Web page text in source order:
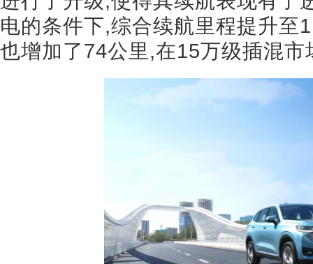
电的条件下,综合续航里程提升至
也增加了74公里,在15万级插混